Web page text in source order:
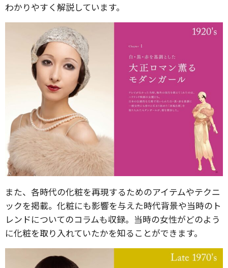
わかりやすく解説しています。
また、各時代の化粧を再現するためのアイテムやテクニ
ックを掲載。化粧にも影響を与えた時代背景や当時のト
レンドについてのコラムも収録。当時の女性がどのよう
に化粧を取り入れていたかを知ることができます。